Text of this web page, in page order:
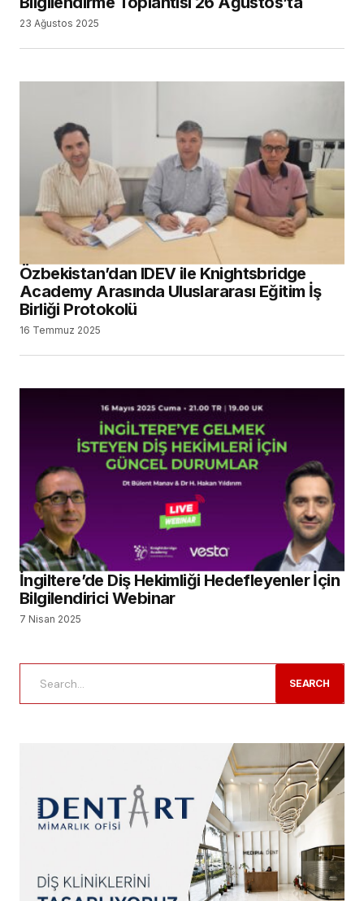
23 Ağustos 2025
Özbekistan’dan IDEV ile Knightsbridge
Academy Arasında Uluslararası Eğitim İş
Birliği Protokolü
16 Temmuz 2025
İngiltere’de Diş Hekimliği Hedefleyenler İçin
Bilgilendirici Webinar
7 Nisan 2025
SEARCH